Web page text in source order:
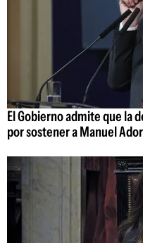
El Gobierno admite que la
por sostener a Manuel